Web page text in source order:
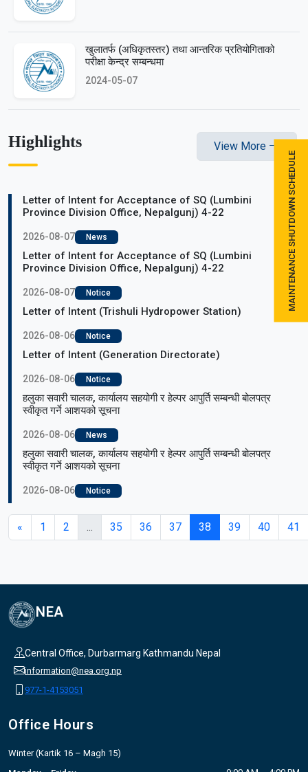
MAINTENANCE SHUTDOWN SCHEDULE
खुलातर्फ (अधिकृतस्तर) तथा आन्तरिक प्रतियोगिताको
परीक्षा केन्द्र सम्बन्धमा
2024-05-07
Highlights View More
Letter of Intent for Acceptance of SQ (Lumbini
Province Division Office, Nepalgunj) 4-22
2026-08-07 News
Letter of Intent for Acceptance of SQ (Lumbini
Province Division Office, Nepalgunj) 4-22
2026-08-07 Notice
Letter of Intent (Trishuli Hydropower Station)
2026-08-06 Notice
Letter of Intent (Generation Directorate)
2026-08-06 Notice
हलुका सवारी चालक, कार्यालय सहयोगी र हेल्पर आपुर्ति सम्बन्धी बोलपत्र
स्वीकृत गर्ने आशयको सूचना
2026-08-06 News
हलुका सवारी चालक, कार्यालय सहयोगी र हेल्पर आपुर्ति सम्बन्धी बोलपत्र
स्वीकृत गर्ने आशयको सूचना
2026-08-06 Notice
« 1 2 ... 35 36 37 38 39 40 41
NEA
Central Office, Durbarmarg Kathmandu Nepal
information@nea.org.np
977-1-4153051
Office Hours
Winter (Kartik 16 – Magh 15)